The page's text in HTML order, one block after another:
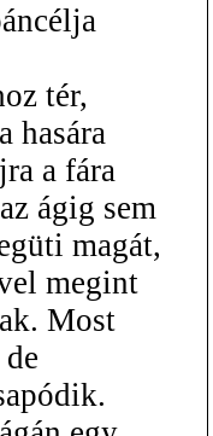
tér,
hasára
a fára
ágig sem
magát,
megint
Most